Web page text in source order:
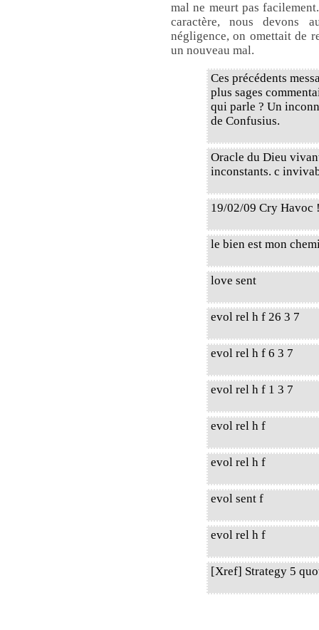
mal ne meurt pas
caractère, nous devons
négligence, on omettait de
un nouveau mal.
Ces précédents
plus sages
qui parle ? Un
de Confusius.
Oracle du Dieu
inconstants. c
19/02/09 Cry Havoc
le bien est mon
love sent
evol rel h f 26 3 7
evol rel h f 6 3 7
evol rel h f 1 3 7
evol rel h f
evol rel h f
evol sent f
evol rel h f
[Xref] Strategy 5